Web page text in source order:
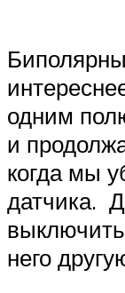
одним
и
когда мы
датчика.
него